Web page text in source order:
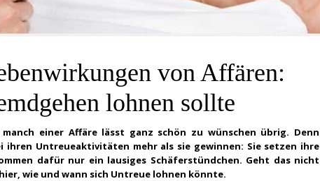
von Affären:
lohnen sollte
manch einer Affäre lässt ganz schön zu wünschen übrig. Denn
ihren Untreueaktivitäten mehr als sie gewinnen: Sie setzen ihre
dafür nur ein lausiges Schäferstündchen. Geht das nicht
wie und wann sich Untreue lohnen könnte.